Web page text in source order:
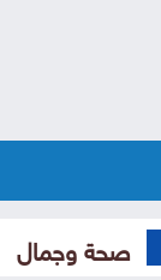
صحة وجمال